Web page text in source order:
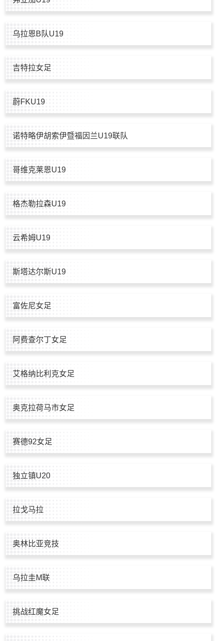
乌拉恩B队U19
吉特拉女足
蔚FKU19
诺特略伊胡索伊暨福因兰U19联队
哥维克莱恩U19
格杰勒拉森U19
云希姆U19
斯塔达尔斯U19
富佐尼女足
阿费查尔丁女足
艾格纳比利克女足
奥克拉荷马市女足
赛德92女足
独立镇U20
拉戈马拉
奥林比亚竞技
乌拉圭M联
挑战红魔女足